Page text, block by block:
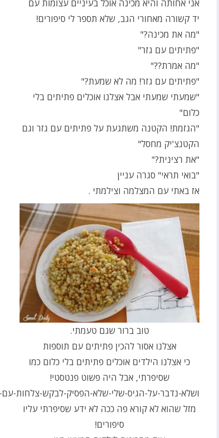
אני אחותה והיא מכינה אוכל בעיניים עצומות עם
יד קשורה מאחורי הגב, שלא תספר לי סיפורים!
"מה את מכינה?"
"פתיתים עם גזר"
"מה אמרת??"
"פתיתים עם גזר! מה לא שמעת?"
"שמעתי שמעתי אבל אצלנו אוכלים פתיתים בלי
כלום"
"הגזמת! הקטנה משתגעת על פתיתים עם גזר וגם
הקטנצ'יק מחסל"
"את רצינית?"
"בואי תראי" סגרה עניין
אז באתי עם המצלמה וצילמתי .
טוב ברור שגם טעמתי.
אצלנו אסור להכין פתיתים עם תוספות
כי אצלנו הילדים אוכלים פתיתים בלי כלום כמו
שסיפרתי, אבל היה פשוט פנטסטי!
ושלא-נדבר-על-הגיס-שלי-שלא-הפסיק-לבקש-צלחות-
מזל שהוא לא קורא פה ככה לא ידע שסיפרתי עליו
סיפורים!